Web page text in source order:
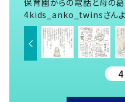
4kids_anko_twinsさんよ